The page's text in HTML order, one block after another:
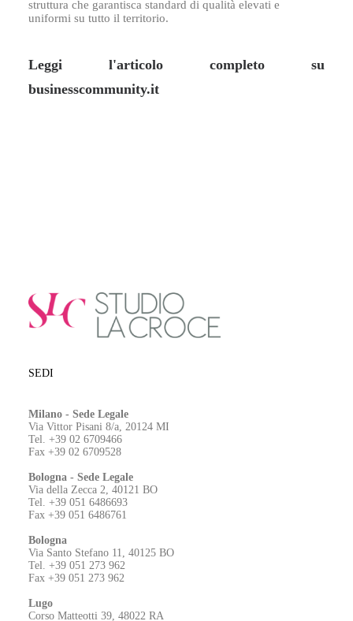
struttura che garantisca standard di qualità elevati e
uniformi su tutto il territorio.
Leggi l'articolo completo su
businesscommunity.it
SEDI
Milano - Sede Legale
Via Vittor Pisani 8/a, 20124 MI
Tel. +39 02 6709466
Fax +39 02 6709528
Bologna - Sede Legale
Via della Zecca 2, 40121 BO
Tel. +39 051 6486693
Fax +39 051 6486761
Bologna
Via Santo Stefano 11, 40125 BO
Tel. +39 051 273 962
Fax +39 051 273 962
Lugo
Corso Matteotti 39, 48022 RA